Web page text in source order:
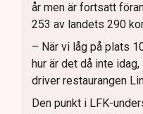
år men är fortsatt
253 av landets 290
– När vi låg på plats
hur är det då inte
driver restaurangen
Den punkt i LFK-